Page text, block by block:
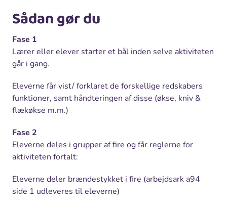
Sådan gør du
Fase 1
Lærer eller elever starter et bål inden selve aktiviteten
går i gang.
Eleverne får vist/ forklaret de forskellige redskabers
funktioner, samt håndteringen af disse (økse, kniv &
flækøkse m.m.)
Fase 2
Eleverne deles i grupper af fire og får reglerne for
aktiviteten fortalt:
Eleverne deler brændestykket i fire (arbejdsark a94
side 1 udleveres til eleverne)